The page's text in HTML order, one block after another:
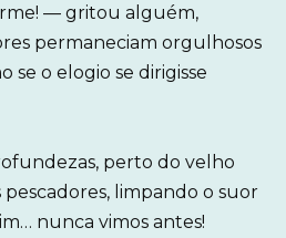
— gritou alguém,
permaneciam orgulhosos
se o elogio se dirigisse
perto do velho
limpando o suor
nunca vimos antes!